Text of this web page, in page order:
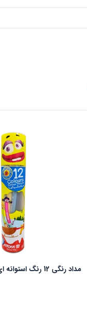
مداد رنگی 12 رنگ استوانه ای آریا کد 3051